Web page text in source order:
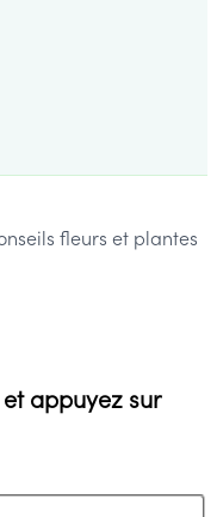
fleurs et plantes
appuyez sur